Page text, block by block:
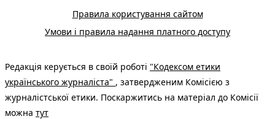
Правила користування сайтом
Умови і правила надання платного доступу
Редакція керується в своїй роботі "Кодексом етики
українського журналіста" , затвердженим Комісією з
журналістської етики. Поскаржитись на матеріал до Комісії
можна тут